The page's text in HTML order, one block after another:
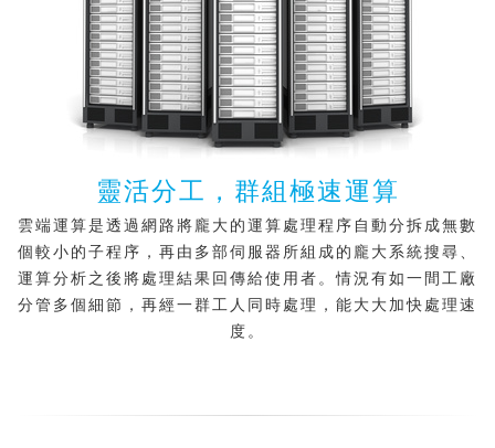
靈活分工，群組極速運算
雲端運算是透過網路將龐大的運算處理程序自動分拆成無數
個較小的子程序，再由多部伺服器所組成的龐大系統搜尋、
運算分析之後將處理結果回傳給使用者。情況有如一間工廠
分管多個細節，再經一群工人同時處理，能大大加快處理速
度。